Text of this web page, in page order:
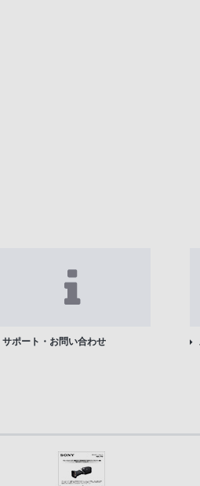
サポート・お問い合わせ